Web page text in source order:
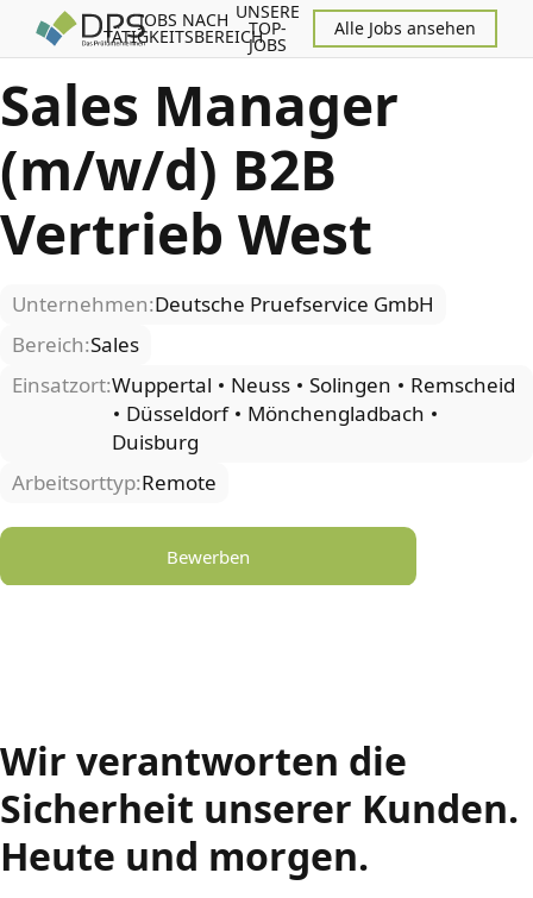
JOBS NACH
TÄTIGKEITSBEREICH
UNSERE
TOP-
JOBS
Alle Jobs ansehen
Sales Manager
(m/w/d) B2B
Vertrieb West
Unternehmen:Deutsche Pruefservice GmbH
Bereich:Sales
Einsatzort:Wuppertal Neuss Solingen
Remscheid
Düsseldorf
Mönchengladbach
Duisburg
Arbeitsorttyp:Remote
Bewerben
Wir verantworten die
Sicherheit unserer Kunden.
Heute und morgen.